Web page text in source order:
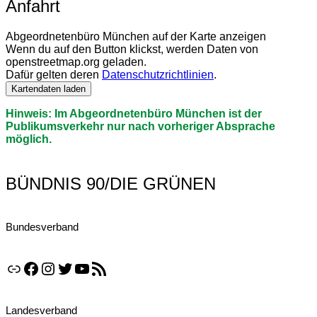
Anfahrt
Abgeordnetenbüro München auf der Karte anzeigen
Wenn du auf den Button klickst, werden Daten von
openstreetmap.org geladen.
Dafür gelten deren Datenschutzrichtlinien.
Kartendaten laden
Hinweis: Im Abgeordnetenbüro München ist der
Publikumsverkehr nur nach vorheriger Absprache
möglich.
BÜNDNIS 90/DIE GRÜNEN
Bundesverband
Link Facebook Instagram Twitter YouTube RSS-Feed
Landesverband